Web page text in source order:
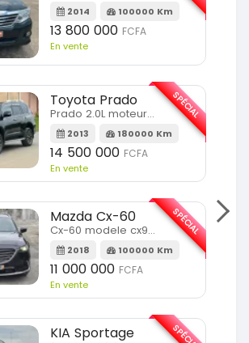
2014 100000 Km
13 800 000 FCFA
En vente
Toyota Prado
Prado 2.0L moteur d4d
2013 180000 Km
14 500 000 FCFA
En vente
SPÉCIAL
Mazda Cx-60
Cx-60 modele cx9 full option
2018 100000 Km
11 000 000 FCFA
En vente
SPÉCIAL
KIA Sportage